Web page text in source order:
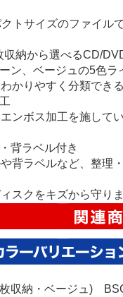
トサイズのファイル
納から選べるCD/
ン、ベージュの5色ラ
かりやすく分類でき
ンボス加工を施して
背ラベル付き
背ラベルなど、整理
スクをキズから守りま
収納・ベージュ)